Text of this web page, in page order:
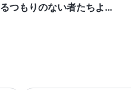
るつもりのない者たちよ」